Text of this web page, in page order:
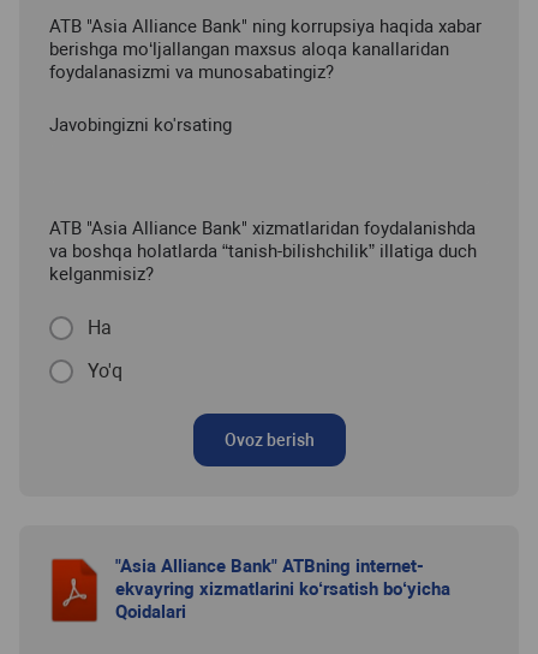
ATB "Asia Alliance Bank" ning korrupsiya haqida xabar
berishga mo‘ljallangan maxsus aloqa kanallaridan
foydalanasizmi va munosabatingiz?
Javobingizni ko'rsating
ATB "Asia Alliance Bank" xizmatlaridan foydalanishda
va boshqa holatlarda “tanish-bilishchilik” illatiga duch
kelganmisiz?
Ha
Yo'q
Ovoz berish
"Asia Alliance Bank" ATBning internet-
ekvayring xizmatlarini ko‘rsatish bo‘yicha
Qoidalari